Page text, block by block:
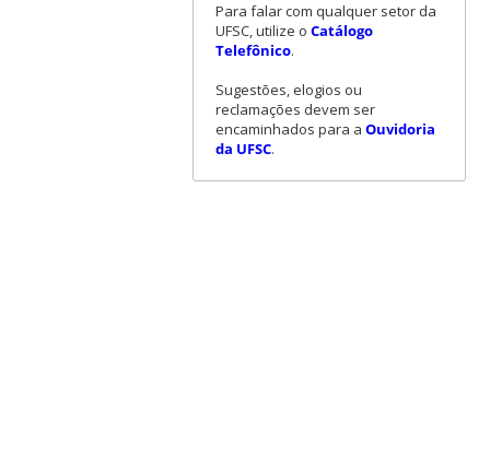
Para falar com qualquer setor da
UFSC, utilize o Catálogo
Telefônico.
Sugestões, elogios ou
reclamações devem ser
encaminhados para a Ouvidoria
da UFSC.